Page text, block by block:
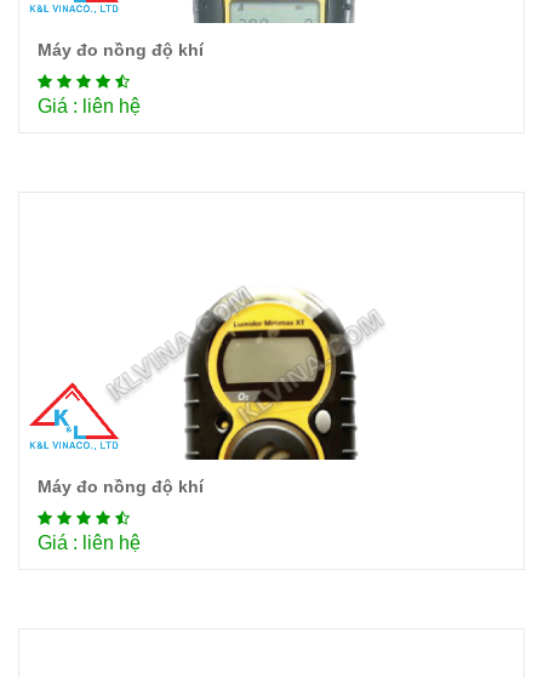
Máy đo nồng độ khí
Giá : liên hệ
Máy đo nồng độ khí
Giá : liên hệ